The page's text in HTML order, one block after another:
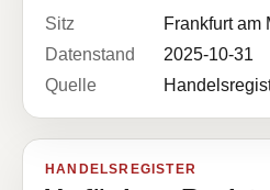
Sitz
Frankfurt am
Datenstand
2025-10-31
Quelle
HANDELSREGISTER